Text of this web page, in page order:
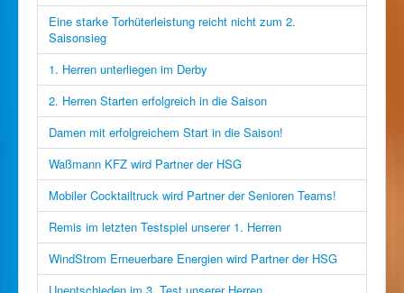
Eine starke Torhüterleistung reicht nicht zum 2.
Saisonsieg
1. Herren unterliegen im Derby
2. Herren Starten erfolgreich in die Saison
Damen mit erfolgreichem Start in die Saison!
Waßmann KFZ wird Partner der HSG
Mobiler Cocktailtruck wird Partner der Senioren Teams!
Remis im letzten Testspiel unserer 1. Herren
WindStrom Erneuerbare Energien wird Partner der HSG